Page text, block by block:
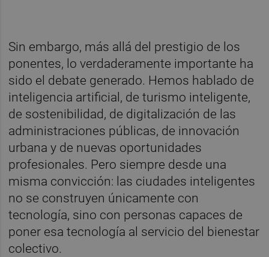
Sin embargo, más allá del prestigio de los
ponentes, lo verdaderamente importante ha
sido el debate generado. Hemos hablado de
inteligencia artificial, de turismo inteligente,
de sostenibilidad, de digitalización de las
administraciones públicas, de innovación
urbana y de nuevas oportunidades
profesionales. Pero siempre desde una
misma convicción: las ciudades inteligentes
no se construyen únicamente con
tecnología, sino con personas capaces de
poner esa tecnología al servicio del bienestar
colectivo.